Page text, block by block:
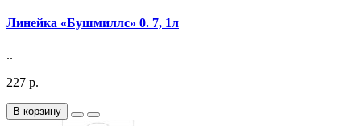
Линейка «Бушмиллс» 0. 7, 1л
..
227 р.
В корзину